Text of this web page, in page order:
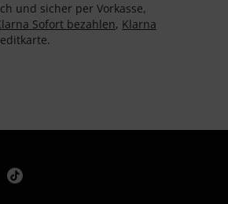
und sicher per Vorkasse,
Sofort bezahlen, Klarna